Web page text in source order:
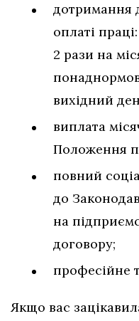
дотримання
оплаті
2 рази на
вихідний
виплата
Положення
повний
до
на
договору;
професійне
Якщо вас